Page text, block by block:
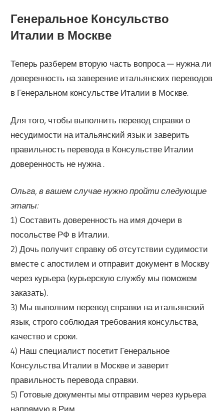
Генеральное Консульство
Италии в Москве
Теперь разберем вторую часть вопроса — нужна ли
доверенность на заверение итальянских переводов
в Генеральном консульстве Италии в Москве.
Для того, чтобы выполнить перевод справки о
несудимости на итальянский язык и заверить
правильность перевода в Консульстве Италии
доверенность не нужна .
Ольга, в вашем случае нужно пройти следующие
этапы:
1) Составить доверенность на имя дочери в
посольстве РФ в Италии.
2) Дочь получит справку об отсутствии судимости
вместе с апостилем и отправит документ в Москву
через курьера (курьерскую службу мы поможем
заказать).
3) Мы выполним перевод справки на итальянский
язык, строго соблюдая требования консульства,
качество и сроки.
4) Наш специалист посетит Генеральное
Консульства Италии в Москве и заверит
правильность перевода справки.
5) Готовые документы мы отправим через курьера